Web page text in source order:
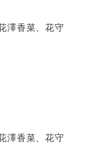
澤香菜、花守
澤香菜、花守